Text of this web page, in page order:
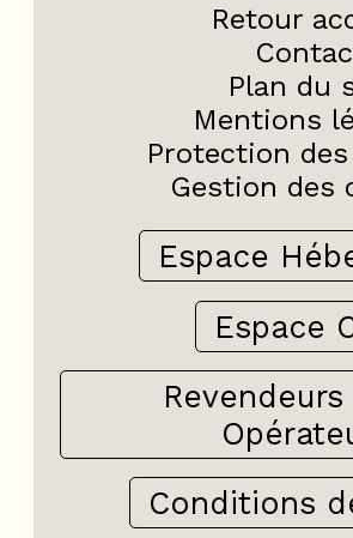
Retour
Plan du
Mentions
Protection
Gestion des
Espace
Espace
Revendeurs
Conditions